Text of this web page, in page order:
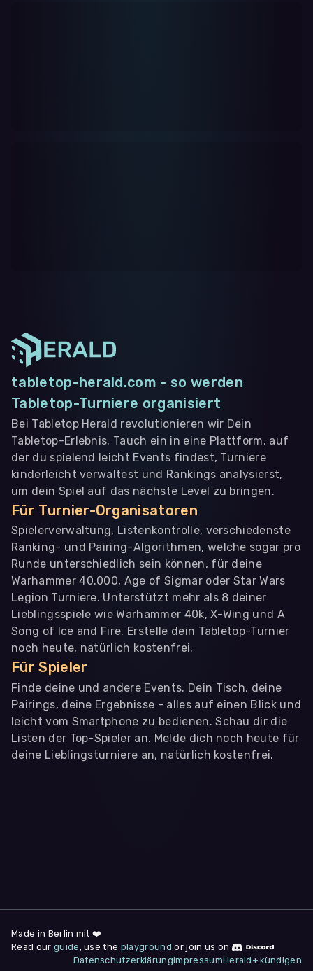
tabletop-herald.com - so werden
Tabletop-Turniere organisiert
Bei Tabletop Herald revolutionieren wir Dein
Tabletop-Erlebnis. Tauch ein in eine Plattform, auf
der du spielend leicht Events findest, Turniere
kinderleicht verwaltest und Rankings analysierst,
um dein Spiel auf das nächste Level zu bringen.
Für Turnier-Organisatoren
Spielerverwaltung, Listenkontrolle, verschiedenste
Ranking- und Pairing-Algorithmen, welche sogar pro
Runde unterschiedlich sein können, für deine
Warhammer 40.000, Age of Sigmar oder Star Wars
Legion Turniere. Unterstützt mehr als 8 deiner
Lieblingsspiele wie Warhammer 40k, X-Wing und A
Song of Ice and Fire. Erstelle dein Tabletop-Turnier
noch heute, natürlich kostenfrei.
Für Spieler
Finde deine und andere Events. Dein Tisch, deine
Pairings, deine Ergebnisse - alles auf einen Blick und
leicht vom Smartphone zu bedienen. Schau dir die
Listen der Top-Spieler an. Melde dich noch heute für
deine Lieblingsturniere an, natürlich kostenfrei.
deine Zustimmung jederzeit unter "
am Seitenende widerrufen.
Made in Berlin mit ❤️
Read our guide , use the playground or join us on
DatenschutzerklärungImpressumHerald+ kündigen